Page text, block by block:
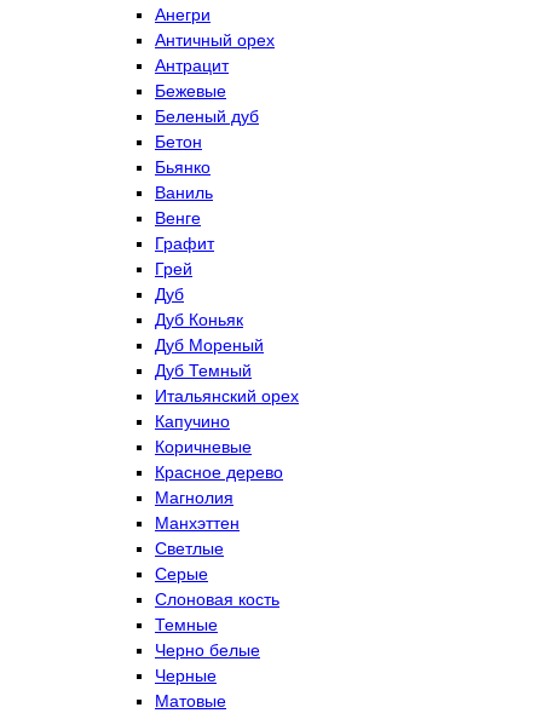
Анегри
Античный орех
Антрацит
Бежевые
Беленый дуб
Бетон
Бьянко
Ваниль
Венге
Графит
Грей
Дуб
Дуб Коньяк
Дуб Мореный
Дуб Темный
Итальянский орех
Капучино
Коричневые
Красное дерево
Магнолия
Манхэттен
Светлые
Серые
Слоновая кость
Темные
Черно белые
Черные
Матовые